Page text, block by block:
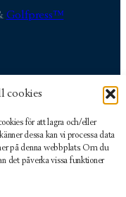
cookies
för att lagra och/eller
dessa kan vi processa data
på denna webbplats. Om du
det påverka vissa funktioner
Golfpress™